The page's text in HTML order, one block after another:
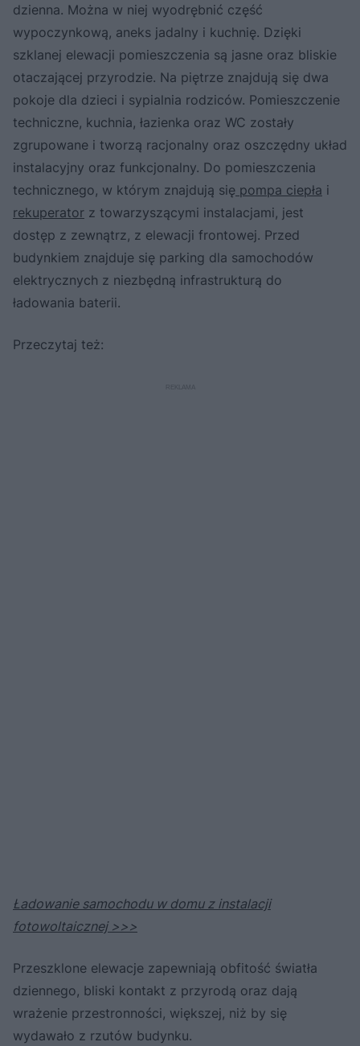
dzienna. Można w niej wyodrębnić część
wypoczynkową, aneks jadalny i kuchnię. Dzięki
szklanej elewacji pomieszczenia są jasne oraz bliskie
otaczającej przyrodzie. Na piętrze znajdują się dwa
pokoje dla dzieci i sypialnia rodziców. Pomieszczenie
techniczne, kuchnia, łazienka oraz WC zostały
zgrupowane i tworzą racjonalny oraz oszczędny układ
instalacyjny oraz funkcjonalny. Do pomieszczenia
technicznego, w którym znajdują się pompa ciepła i
rekuperator z towarzyszącymi instalacjami, jest
dostęp z zewnątrz, z elewacji frontowej. Przed
budynkiem znajduje się parking dla samochodów
elektrycznych z niezbędną infrastrukturą do
ładowania baterii.
Przeczytaj też:
Ładowanie samochodu w domu z instalacji
fotowoltaicznej >>>
Przeszklone elewacje zapewniają obfitość światła
dziennego, bliski kontakt z przyrodą oraz dają
wrażenie przestronności, większej, niż by się
wydawało z rzutów budynku.